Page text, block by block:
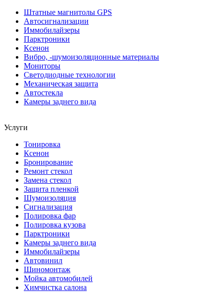
Штатные магнитолы GPS
Автосигнализации
Иммобилайзеры
Парктроники
Ксенон
Вибро, -шумоизоляционные материалы
Мониторы
Светодиодные технологии
Механическая защита
Автостекла
Камеры заднего вида
Услуги
Тонировка
Ксенон
Бронирование
Ремонт стекол
Замена стекол
Защита пленкой
Шумоизоляция
Сигнализация
Полировка фар
Полировка кузова
Парктроники
Камеры заднего вида
Иммобилайзеры
Автовинил
Шиномонтаж
Мойка автомобилей
Химчистка салона